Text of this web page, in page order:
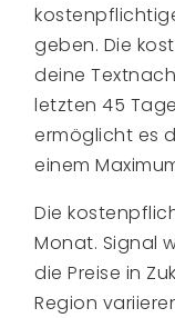
geben. Die
deine
letzten 45
ermöglicht es
einem
Die
Monat. Signal
die Preise in
Region